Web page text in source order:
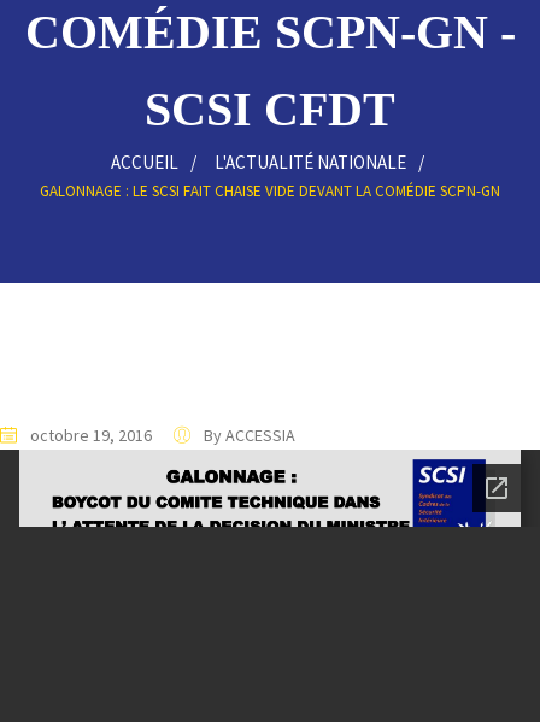
COMÉDIE SCPN-GN -
SCSI CFDT
ACCUEIL L'ACTUALITÉ NATIONALE
GALONNAGE : LE SCSI FAIT CHAISE VIDE DEVANT LA COMÉDIE SCPN-GN
octobre 19, 2016 By ACCESSIA